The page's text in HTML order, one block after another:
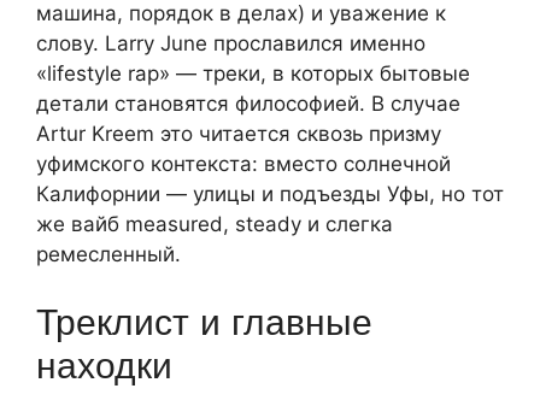
машина, порядок в делах) и уважение к
слову. Larry June прославился именно
«lifestyle rap» — треки, в которых бытовые
детали становятся философией. В случае
Artur Kreem это читается сквозь призму
уфимского контекста: вместо солнечной
Калифорнии — улицы и подъезды Уфы, но тот
же вайб measured, steady и слегка
ремесленный.
Треклист и главные
находки